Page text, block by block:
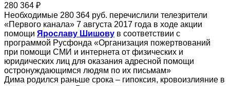
280 364 ₽
Необходимые 280 364 руб. перечислили телезрители
«Первого канала» 7 августа 2017 года в ходе акции
помощи Ярославу Шишову в соответствии с
программой Русфонда «Организация пожертвований
при помощи СМИ и интернета от физических и
юридических лиц для оказания адресной помощи
остронуждающимся людям по их письмам»
Дима родился раньше срока – гипоксия, кровоизлияние в